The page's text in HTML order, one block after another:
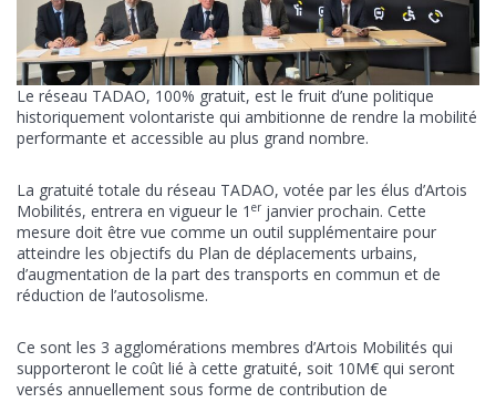
Le réseau TADAO, 100% gratuit, est le fruit d’une politique
historiquement volontariste qui ambitionne de rendre la mobilité
performante et accessible au plus grand nombre.
La gratuité totale du réseau TADAO, votée par les élus d’Artois
Mobilités, entrera en vigueur le 1 er janvier prochain. Cette
mesure doit être vue comme un outil supplémentaire pour
atteindre les objectifs du Plan de déplacements urbains,
d’augmentation de la part des transports en commun et de
réduction de l’autosolisme.
Ce sont les 3 agglomérations membres d’Artois Mobilités qui
supporteront le coût lié à cette gratuité, soit 10M€ qui seront
versés annuellement sous forme de contribution de